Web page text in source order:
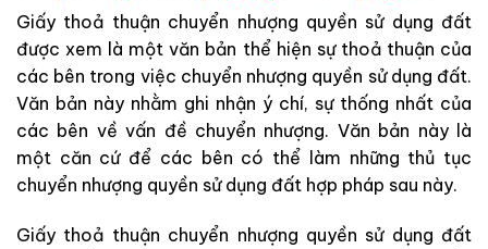
Giấy thoả thuận chuyển nhượng quyền sử dụng đất
được xem là một văn bản thể hiện sự thoả thuận của
các bên trong việc chuyển nhượng quyền sử dụng đất.
Văn bản này nhằm ghi nhận ý chí, sự thống nhất của
các bên về vấn đề chuyển nhượng. Văn bản này là
một căn cứ để các bên có thể làm những thủ tục
chuyển nhượng quyền sử dụng đất hợp pháp sau này.
Giấy thoả thuận chuyển nhượng quyền sử dụng đất